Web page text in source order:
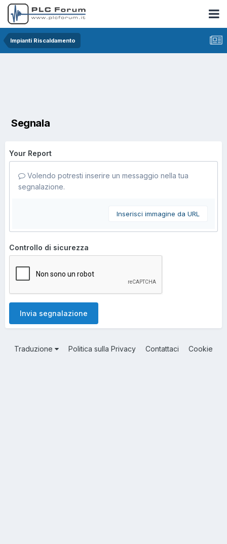
Impianti Riscaldamento
Segnala
Your Report
Volendo potresti inserire un messaggio nella tua
segnalazione.
Inserisci immagine da URL
Controllo di sicurezza
Invia segnalazione
Traduzione Politica sulla Privacy Contattaci Cookie